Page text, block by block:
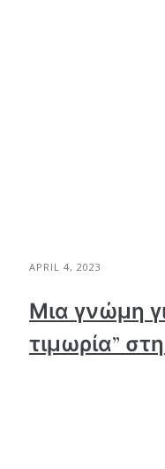
APRIL 4, 2023
Μια γνώμη
τιμωρία”